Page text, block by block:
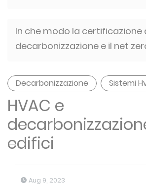
In che modo la certificazione
decarbonizzazione e il net
Decarbonizzazione Sistemi
HVAC e
edifici
Aug 9, 2023